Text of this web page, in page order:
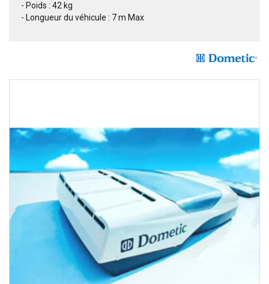
- Poids : 42 kg
- Longueur du véhicule : 7 m Max